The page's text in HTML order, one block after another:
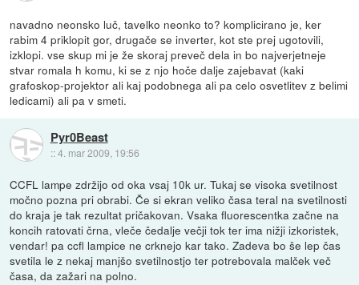
navadno neonsko luč, tavelko neonko to? komplicirano je, ker
rabim 4 priklopit gor, drugače se inverter, kot ste prej ugotovili,
izklopi. vse skup mi je že skoraj preveč dela in bo najverjetneje
stvar romala h komu, ki se z njo hoče dalje zajebavat (kaki
grafoskop-projektor ali kaj podobnega ali pa celo osvetlitev z belimi
ledicami) ali pa v smeti.
Pyr0Beast
::4. mar 2009, 19:56
CCFL lampe zdržijo od oka vsaj 10k ur. Tukaj se visoka svetilnost
močno pozna pri obrabi. Če si ekran veliko časa teral na svetilnosti
do kraja je tak rezultat pričakovan. Vsaka fluorescentka začne na
koncih ratovati črna, vleče čedalje večji tok ter ima nižji izkoristek,
vendar! pa ccfl lampice ne crknejo kar tako. Zadeva bo še lep čas
svetila le z nekaj manjšo svetilnostjo ter potrebovala malček več
časa, da zažari na polno.